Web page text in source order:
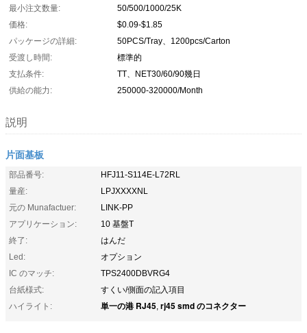
最小注文数量:
50/500/1000/25K
価格:
$0.09-$1.85
パッケージの詳細:
50PCS/Tray、1200pcs/Carton
受渡し時間:
標準的
支払条件:
TT、NET30/60/90幾日
供給の能力:
250000-320000/Month
説明
片面基板
部品番号:
HFJ11-S114E-L72RL
量産:
LPJXXXXNL
元の Munafactuer:
LINK-PP
アプリケーション:
10 基盤T
終了:
はんだ
Led:
オプション
IC のマッチ:
TPS2400DBVRG4
台紙様式:
すくい/側面の記入項目
ハイライト:
単一の港 RJ45, rj45 smd のコネクター